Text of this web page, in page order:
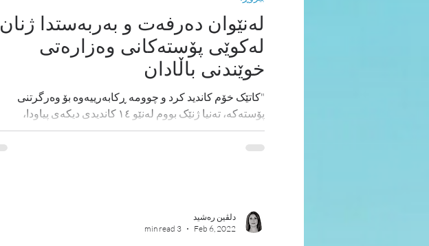
له‌نێوان ده‌رفه‌ت و به‌ربه‌ستدا ژنان
له‌كوێی پۆسته‌كانی وه‌زاره‌تی
خوێندنی باڵادان
"کاتێک خۆم کاندید کرد و چوومە ڕکابەرییەوە بۆ وەرگرتنی
پۆستەکە، تەنیا ژنێک بووم لەنێو ١٤ کاندیدی دیكه‌ی پیاودا،
هەنگاوه‌كه‌م بۆ زۆربەی...
دلڤین ره‌شید
Feb 6, 2022
3 min read